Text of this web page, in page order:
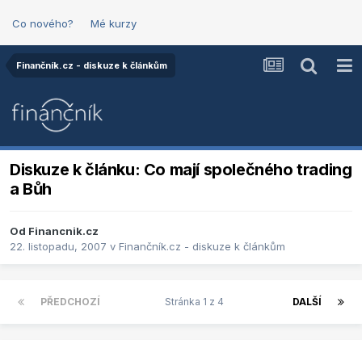
Co nového? Mé kurzy
Finančník.cz - diskuze k článkům
Diskuze k článku: Co mají společného trading
a Bůh
Od Financnik.cz
22. listopadu, 2007 v Finančník.cz - diskuze k článkům
PŘEDCHOZÍ DALŠÍ
Stránka 1 z 4